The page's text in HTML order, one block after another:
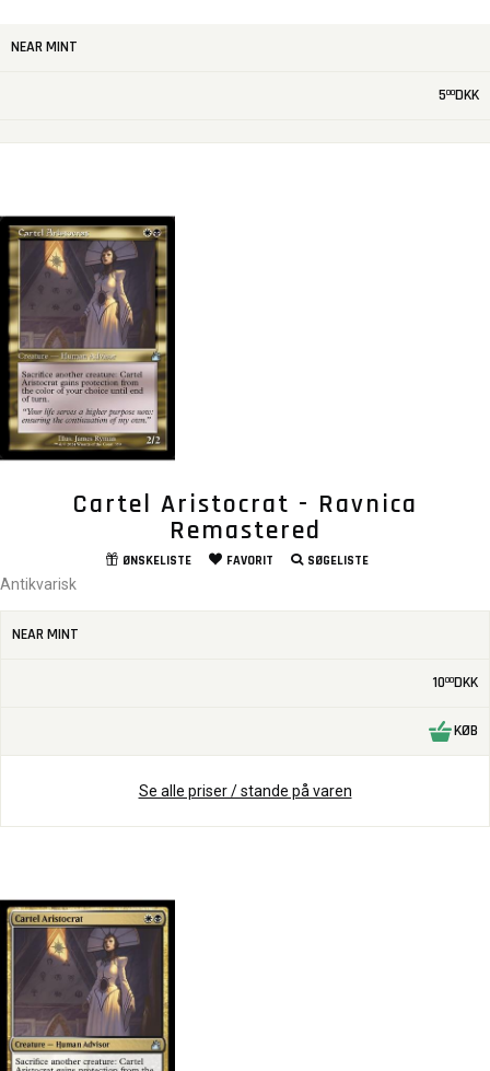
NEAR MINT
500DKK
Cartel Aristocrat - Ravnica
Remastered
ØNSKELISTE FAVORIT SØGELISTE
Antikvarisk
NEAR MINT
1000DKK
KØB
Se alle priser / stande på varen